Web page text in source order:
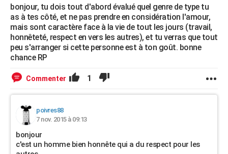
Bricolage
Lifestyle
Culture
Sport
Auto
Television
Voyage
Cinema
bonjour, tu dois tout d'abord évalué quel genre de type tu
as à tes côté, et ne pas prendre en considération l'amour,
mais sont caractère face à la vie de tout les jours (travail,
honnêteté, respect en vers les autres), et tu verras que tout
peu s'arranger si cette personne est à ton goût. bonne
chance RP
Commenter 1
poivres88
7 nov. 2015 à 09:13
bonjour
c'est un homme bien honnête qui a du respect pour les